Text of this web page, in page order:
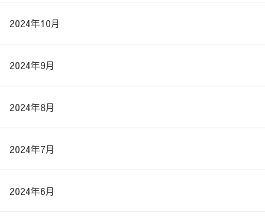
2024年10月
2024年9月
2024年8月
2024年7月
2024年6月